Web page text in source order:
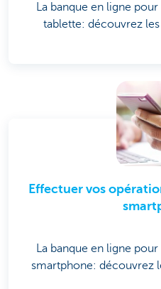
La banque en ligne
tablette: découvrez les
Effectuer vos
La banque en ligne
smartphone: découvrez